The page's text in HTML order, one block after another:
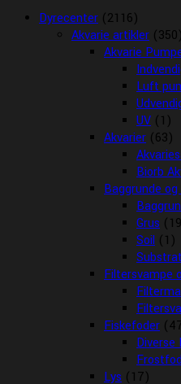
Dyrecenter (2116)
Akvarie artikler (350)
Akvarie
Luft
UV (1)
Akvarier (63)
Biorb
Baggrunde
Grus
Soil (1)
Filtersvampe
Fiskefoder
Diverse
Lys (17)